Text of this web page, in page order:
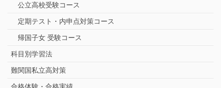
公立高校受験コース
定期テスト・内申点対策コース
帰国子女 受験コース
科目別学習法
難関国私立高対策
合格体験・合格実績